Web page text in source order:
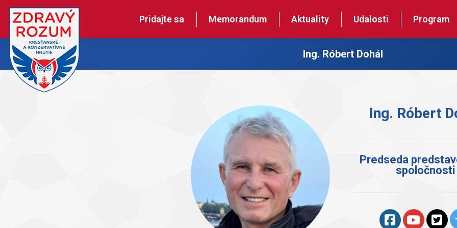
Pridajte sa Memorandum Aktuality Udalosti Program
Ing. Róbert Dohál
Ing. Róbert
Predseda
spoločnosti